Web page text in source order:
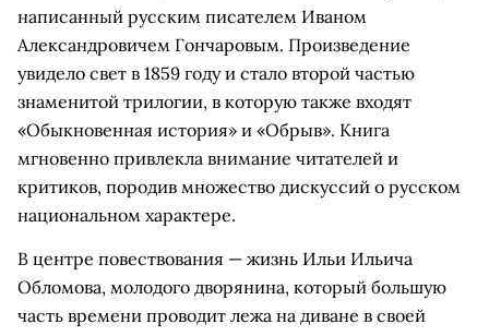
написанный русским писателем Иваном
Александровичем Гончаровым. Произведение
увидело свет в 1859 году и стало второй частью
знаменитой трилогии, в которую также входят
«Обыкновенная история» и «Обрыв». Книга
мгновенно привлекла внимание читателей и
критиков, породив множество дискуссий о русском
национальном характере.
В центре повествования — жизнь Ильи Ильича
Обломова, молодого дворянина, который большую
часть времени проводит лежа на диване в своей